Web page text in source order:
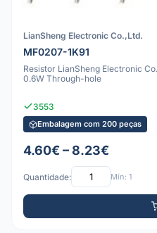
LianSheng Electronic Co.,Ltd.
MF0207-1K91
Resistor LianSheng Electronic
0.6W Through-hole
3553
Embalagem com 200 peças
4.60€ – 8.23€
Quantidade: Mín: 1